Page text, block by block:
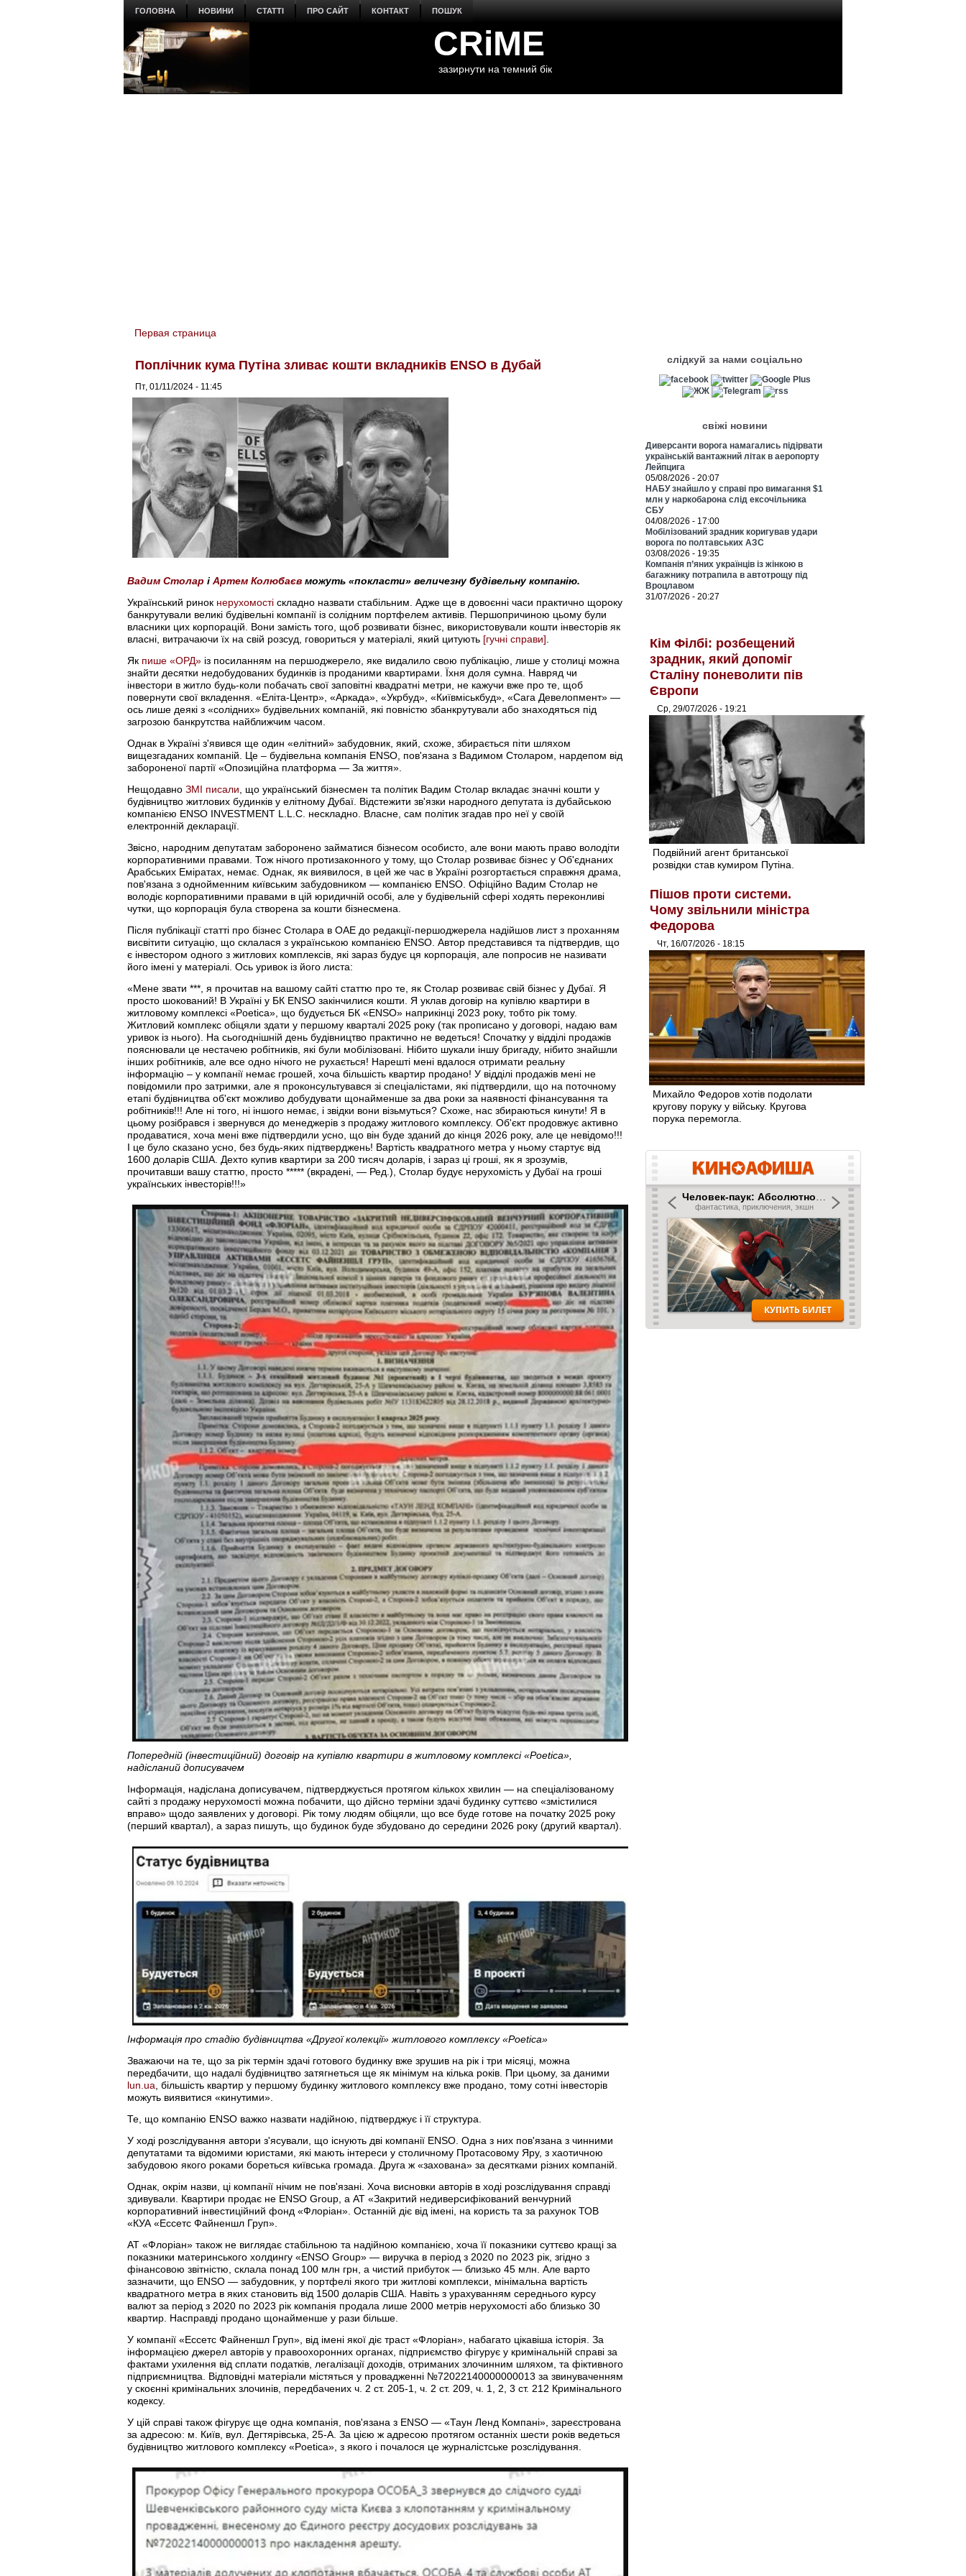
ГОЛОВНА НОВИНИ СТАТТІ ПРО САЙТ КОНТАКТ ПОШУК
CRiME
зазирнути на темний бік
You are here
Первая страница
Поплічник кума Путіна зливає кошти вкладників ENSO в Дубай
Пт, 01/11/2024 - 11:45
Вадим Столар і Артем Колюбаєв можуть «покласти» величезну будівельну компанію.
Український ринок нерухомості складно назвати стабільним. Адже ще в довоєнні часи практично щороку
банкрутували великі будівельні компанії із солідним портфелем активів. Першопричиною цьому були
власники цих корпорацій. Вони замість того, щоб розвивати бізнес, використовували кошти інвесторів як
власні, витрачаючи їх на свій розсуд, говориться у матеріалі, який цитують [гучні справи]
Як пише «ОРД» із посиланням на першоджерело, яке видалило свою публікацію, лише у столиці можна
знайти десятки недобудованих будинків із проданими квартирами. Їхня доля сумна. Навряд чи
інвестори в житло будь-коли побачать свої заповітні квадратні метри, не кажучи вже про те, щоб
повернути свої вкладення. «Еліта-Центр», «Аркада», «Укрбуд», «Київміськбуд», «Сага Девелопмент» —
ось лише деякі з «солідних» будівельних компаній, які повністю збанкрутували або знаходяться під
загрозою банкрутства найближчим часом.
Однак в Україні з'явився ще один «елітний» забудовник, який, схоже, збирається піти шляхом
вищезгаданих компаній. Це – будівельна компанія ENSO, пов'язана з Вадимом Столаром, нардепом від
забороненої партії «Опозиційна платформа — За життя».
Нещодавно ЗМІ писали , що український бізнесмен та політик Вадим Столар вкладає значні кошти у
будівництво житлових будинків у елітному Дубаї. Відстежити зв'язки народного депутата із дубайською
компанією ENSO INVESTMENT L.L.C. нескладно. Власне, сам політик згадав про неї у своїй
електронній декларації.
Звісно, народним депутатам заборонено займатися бізнесом особисто, але вони мають право володіти
корпоративними правами. Тож нічого протизаконного у тому, що Столар розвиває бізнес у Об'єднаних
Арабських Еміратах, немає. Однак, як виявилося, в цей же час в Україні розгортається справжня драма,
пов'язана з однойменним київським забудовником — компанією ENSO. Офіційно Вадим Столар не
володіє корпоративними правами в цій юридичній особі, але у будівельній сфері ходять переконливі
чутки, що корпорація була створена за кошти бізнесмена.
Після публікації статті про бізнес Столара в ОАЕ до редакції-першоджерела надійшов лист з проханням
висвітити ситуацію, що склалася з українською компанією ENSO. Автор представився та підтвердив, що
є інвестором одного з житлових комплексів, які зараз будує ця корпорація, але попросив не називати
його імені у матеріалі. Ось уривок із його листа:
«Мене звати ***, я прочитав на вашому сайті статтю про те, як Столар розвиває свій бізнес у Дубаї. Я
просто шокований! В Україні у БК ENSO закінчилися кошти. Я уклав договір на купівлю квартири в
житловому комплексі «Poetica», що будується БК «ENSO» наприкінці 2023 року, тобто рік тому.
Житловий комплекс обіцяли здати у першому кварталі 2025 року (так прописано у договорі, надаю вам
уривок із нього). На сьогоднішній день будівництво практично не ведеться! Спочатку у відділі продажів
пояснювали це нестачею робітників, які були мобілізовані. Нібито шукали іншу бригаду, нібито знайшли
інших робітників, але все одно нічого не рухається! Нарешті мені вдалося отримати реальну
інформацію – у компанії немає грошей, хоча більшість квартир продано! У відділі продажів мені не
повідомили про затримки, але я проконсультувався зі спеціалістами, які підтвердили, що на поточному
етапі будівництва об'єкт можливо добудувати щонайменше за два роки за наявності фінансування та
робітників!!! Але ні того, ні іншого немає, і звідки вони візьмуться? Схоже, нас збираються кинути! Я в
цьому розібрався і звернувся до менеджерів з продажу житлового комплексу. Об'єкт продовжує активно
продаватися, хоча мені вже підтвердили усно, що він буде зданий до кінця 2026 року, але це невідомо!!!
І це було сказано усно, без будь-яких підтверджень! Вартість квадратного метра у ньому стартує від
1600 доларів США. Дехто купив квартири за 200 тисяч доларів, і зараз ці гроші, як я зрозумів,
прочитавши вашу статтю, просто ***** (вкрадені, — Ред.), Столар будує нерухомість у Дубаї на гроші
українських інвесторів!!!»
Попередній (інвестиційний) договір на купівлю квартири в житловому комплексі «Poetica»,
надісланий дописувачем
Інформація, надіслана дописувачем, підтверджується протягом кількох хвилин — на спеціалізованому
сайті з продажу нерухомості можна побачити, що дійсно терміни здачі будинку суттєво «змістилися
вправо» щодо заявлених у договорі. Рік тому людям обіцяли, що все буде готове на початку 2025 року
(перший квартал), а зараз пишуть, що будинок буде збудовано до середини 2026 року (другий квартал).
Інформація про стадію будівництва «Другої колекції» житлового комплексу «Poetica»
Зважаючи на те, що за рік термін здачі готового будинку вже зрушив на рік і три місяці, можна
передбачити, що надалі будівництво затягнеться ще як мінімум на кілька років. При цьому, за даними
lun.ua , більшість квартир у першому будинку житлового комплексу вже продано, тому сотні інвесторів
можуть виявитися «кинутими».
Те, що компанію ENSO важко назвати надійною, підтверджує і її структура.
У ході розслідування автори з'ясували, що існують дві компанії ENSO. Одна з них пов'язана з чинними
депутатами та відомими юристами, які мають інтереси у столичному Протасовому Яру, з хаотичною
забудовою якого роками бореться київська громада. Друга ж «захована» за десятками різних компаній.
Однак, окрім назви, ці компанії нічим не пов'язані. Хоча висновки авторів в ході розслідування справді
здивували. Квартири продає не ENSO Group, а АТ «Закритий недиверсифікований венчурний
корпоративний інвестиційний фонд «Флоріан». Останній діє від імені, на користь та за рахунок ТОВ
«КУА «Ессетс Файненшл Груп».
АТ «Флоріан» також не виглядає стабільною та надійною компанією, хоча її показники суттєво кращі за
показники материнського холдингу «ENSO Group» — виручка в період з 2020 по 2023 рік, згідно з
фінансовою звітністю, склала понад 100 млн грн, а чистий прибуток — близько 45 млн. Але варто
зазначити, що ENSO — забудовник, у портфелі якого три житлові комплекси, мінімальна вартість
квадратного метра в яких становить від 1500 доларів США. Навіть з урахуванням середнього курсу
валют за період з 2020 по 2023 рік компанія продала лише 2000 метрів нерухомості або близько 30
квартир. Насправді продано щонайменше у рази більше.
У компанії «Ессетс Файненшл Груп», від імені якої діє траст «Флоріан», набагато цікавіша історія. За
інформацією джерел авторів у правоохоронних органах, підприємство фігурує у кримінальній справі за
фактами ухилення від сплати податків, легалізації доходів, отриманих злочинним шляхом, та фіктивного
підприємництва. Відповідні матеріали містяться у провадженні №72022140000000013 за звинуваченням
у скоєнні кримінальних злочинів, передбачених ч. 2 ст. 205-1, ч. 2 ст. 209, ч. 1, 2, 3 ст. 212 Кримінального
кодексу.
У цій справі також фігурує ще одна компанія, пов'язана з ENSO — «Таун Ленд Компані», зареєстрована
за адресою: м. Київ, вул. Дегтярівська, 25-А. За цією ж адресою протягом останніх шести років ведеться
будівництво житлового комплексу «Poetica», з якого і почалося це журналістське розслідування.
слідкуй за нами соціально
свіжі новини
Диверсанти ворога намагались підірвати
українській вантажний літак в аеропорту
Лейпцига
05/08/2026 - 20:07
НАБУ знайшло у справі про вимагання $1
млн у наркобарона слід ексочільника
СБУ
04/08/2026 - 17:00
Мобілізований зрадник коригував удари
ворога по полтавських АЗС
03/08/2026 - 19:35
Компанія п’яних українців із жінкою в
багажнику потрапила в автотрощу під
Вроцлавом
31/07/2026 - 20:27
Кім Філбі: розбещений
зрадник, який допоміг
Сталіну поневолити пів
Європи
Ср, 29/07/2026 - 19:21
Подвійний агент британської
розвідки став кумиром Путіна.
Пішов проти системи.
Чому звільнили міністра
Федорова
Чт, 16/07/2026 - 18:15
Михайло Федоров хотів подолати
кругову поруку у війську. Кругова
порука перемогла.